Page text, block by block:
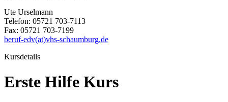
Ute Urselmann
Telefon: 05721 703-7113
Fax: 05721 703-7199
beruf-edv(at)vhs-schaumburg.de
Kursdetails
Erste Hilfe Kurs